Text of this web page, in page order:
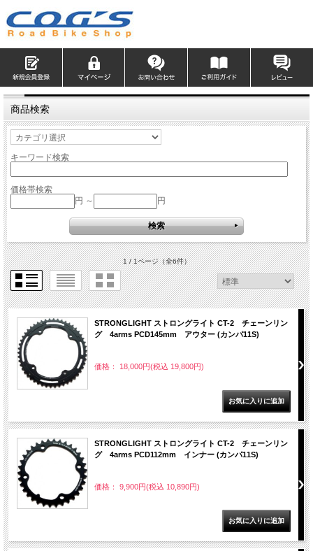
商品検索
キーワード検索
価格帯検索
円 ～
円
1 / 1ページ（全6件）
STRONGLIGHT ストロングライト CT-2 チェーンリン
グ 4arms PCD145mm アウター (カンパ11S)
価格： 18,000円(税込 19,800円)
STRONGLIGHT ストロングライト CT-2 チェーンリン
グ 4arms PCD112mm インナー (カンパ11S)
価格： 9,900円(税込 10,890円)